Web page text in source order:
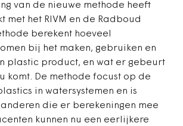
van de nieuwe methode heeft
met het RIVM en de Radboud
berekent hoeveel
bij het maken, gebruiken en
plastic product, en wat er gebeurt
komt. De methode focust op de
in watersystemen en is
die er berekeningen mee
kunnen nu een eerlijkere